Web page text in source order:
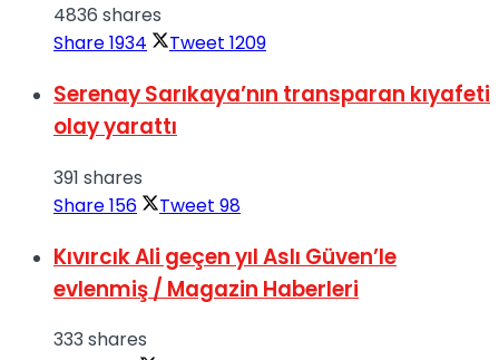
4836 shares
Share1934 Tweet 1209
Serenay Sarıkaya’nın transparan kıyafeti
olay yarattı
391 shares
Share156 Tweet 98
Kıvırcık Ali geçen yıl Aslı Güven’le
evlenmiş / Magazin Haberleri
333 shares